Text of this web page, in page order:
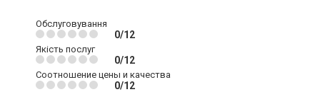
Обслуговування
0/12
Якість послуг
0/12
Соотношение цены и качества
0/12